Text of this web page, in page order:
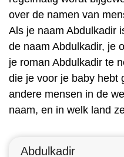
over de namen van
Als je naam Abdulkadir
de naam Abdulkadir, je
je roman Abdulkadir te
die je voor je baby hebt
andere mensen in de
naam, en in welk land
Abdulkadir